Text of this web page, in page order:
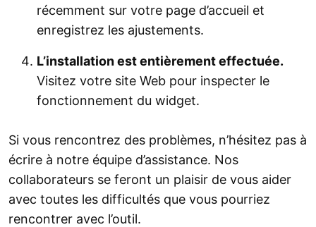
récemment sur votre page d’accueil et
enregistrez les ajustements.
L’installation est entièrement effectuée.
Visitez votre site Web pour inspecter le
fonctionnement du widget.
Si vous rencontrez des problèmes, n’hésitez pas à
écrire à notre équipe d’assistance. Nos
collaborateurs se feront un plaisir de vous aider
avec toutes les difficultés que vous pourriez
rencontrer avec l’outil.